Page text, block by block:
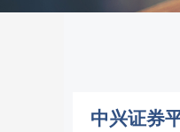
中兴证券